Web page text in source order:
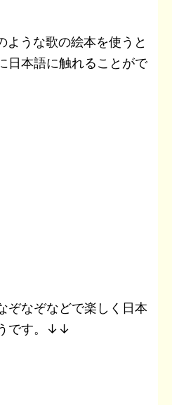
うな歌の絵本を使うと
日本語に触れることがで
ぞなぞなどで楽しく日本
です。↓↓